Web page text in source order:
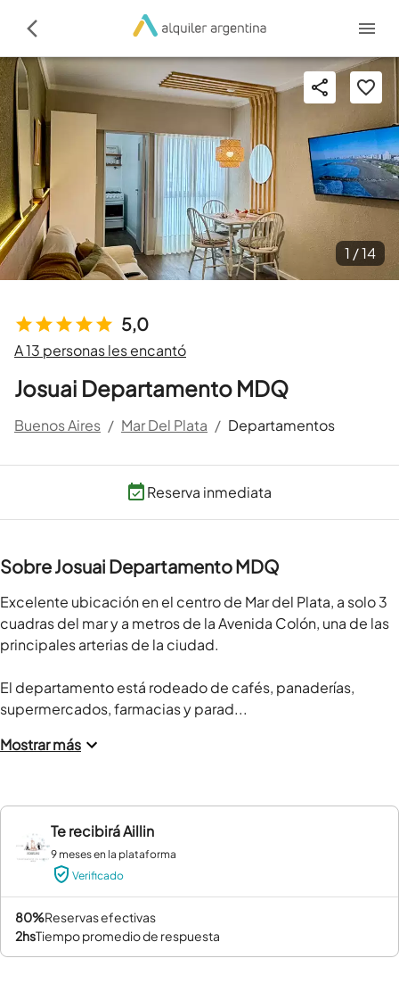
5,0
A 13 personas les encantó
Josuai Departamento MDQ
Buenos Aires / Mar Del Plata / Departamentos
1 /14
Reserva inmediata
Sobre Josuai Departamento MDQ
Excelente ubicación en el centro de Mar del Plata, a solo 3
cuadras del mar y a metros de la Avenida Colón, una de las
principales arterias de la ciudad.
El departamento está rodeado de cafés, panaderías,
supermercados, farmacias y parad...
Mostrar más
Te recibiráAillin
9 meses en la plataforma
Verificado
80% reservas efectivas
2hs tiempo promedio de respuesta